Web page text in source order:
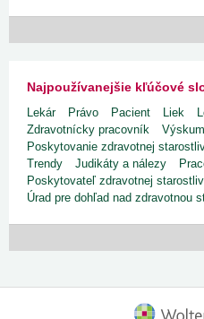
Najpoužívanejšie kľúčové
Lekár Právo Pacient Liek
Zdravotnícky pracovník
Výskum
Poskytovanie zdravotnej
Trendy
Judikáty a nálezy
Poskytovateľ zdravotnej
Úrad pre dohľad nad zdravotnou